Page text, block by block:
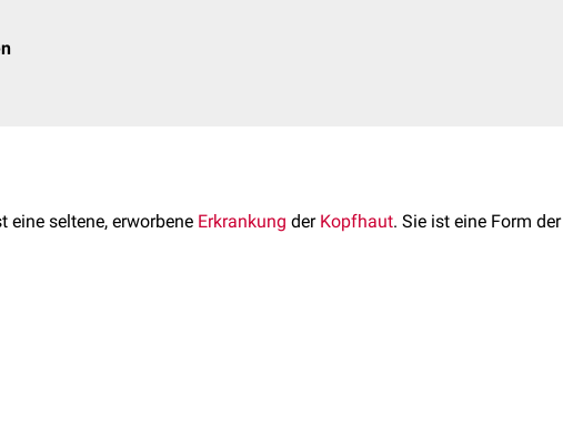
eine seltene, erworbene Erkrankung der Kopfhaut. Sie ist eine Form der